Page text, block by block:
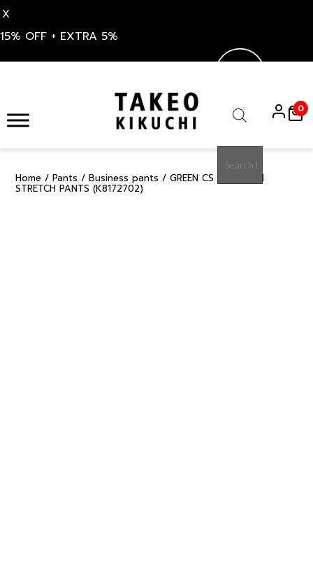
X
15% OFF + EXTRA 5%
content
search
0
Home / Pants / Business pants / GREEN CS FINE SATIN
STRETCH PANTS (K8172702)